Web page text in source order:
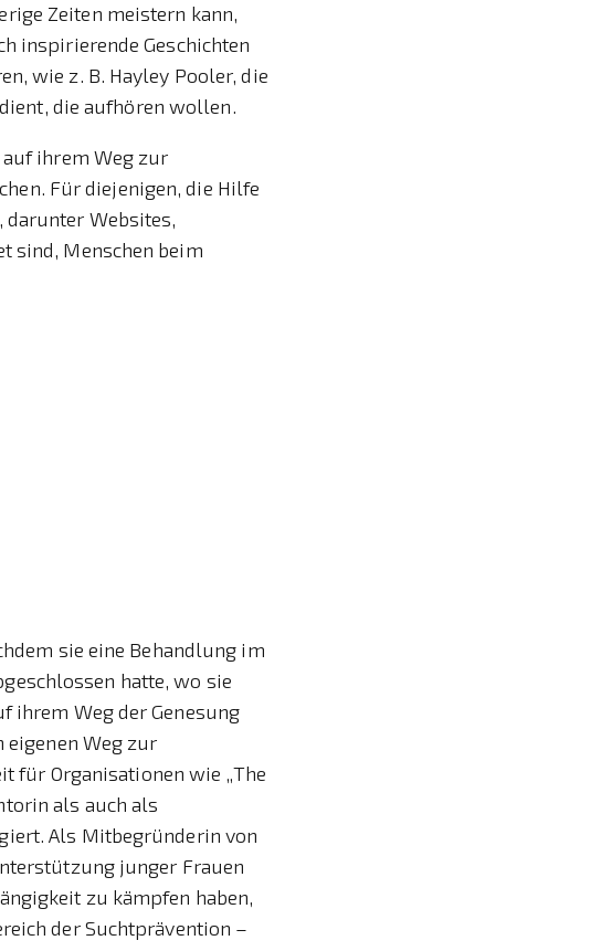
Zeiten meistern kann,
inspirierende Geschichten
wie z. B. Hayley Pooler, die
die aufhören wollen.
auf ihrem Weg zur
Für diejenigen, die Hilfe
darunter Websites,
sind, Menschen beim
sie eine Behandlung im
hatte, wo sie
ihrem Weg der Genesung
eigenen Weg zur
für Organisationen wie „The
als auch als
Als Mitbegründerin von
junger Frauen
zu kämpfen haben,
der Suchtprävention –